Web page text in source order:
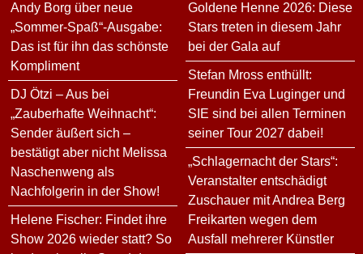
Andy Borg über neue
„Sommer-Spaß“-Ausgabe:
Das ist für ihn das schönste
Kompliment
DJ Ötzi – Aus bei
„Zauberhafte Weihnacht“:
Sender äußert sich –
bestätigt aber nicht Melissa
Naschenweng als
Nachfolgerin in der Show!
Helene Fischer: Findet ihre
Show 2026 wieder statt? So
Goldene Henne 2026: Diese
Stars treten in diesem Jahr
bei der Gala auf
Stefan Mross enthüllt:
Freundin Eva Luginger und
SIE sind bei allen Terminen
seiner Tour 2027 dabei!
„Schlagernacht der Stars“:
Veranstalter entschädigt
Zuschauer mit Andrea Berg
Freikarten wegen dem
Ausfall mehrerer Künstler